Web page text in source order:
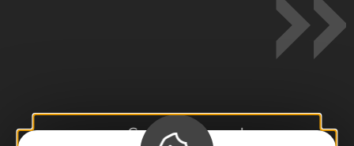
Contactez-nous !